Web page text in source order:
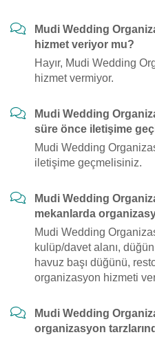
Mudi Wedding
hizmet veriyor mu?
Hayır, Mudi Wedding
hizmet vermiyor.
Mudi Wedding
süre önce iletişime
Mudi Wedding
iletişime geçmelisiniz.
Mudi Wedding
mekanlarda
Mudi Wedding
kulüp/davet alanı,
havuz başı düğünü,
organizasyon hizmeti
Mudi Wedding
organizasyon